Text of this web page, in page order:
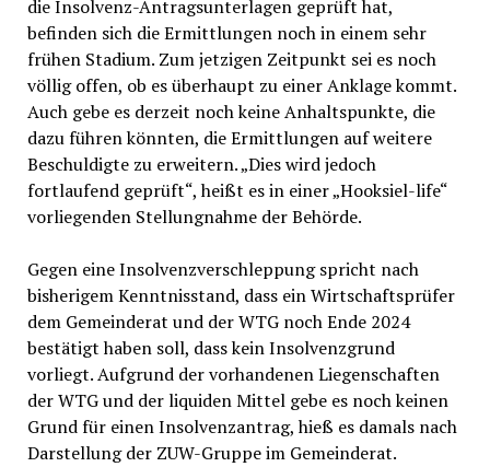
die Insolvenz-Antragsunterlagen geprüft hat,
befinden sich die Ermittlungen noch in einem sehr
frühen Stadium. Zum jetzigen Zeitpunkt sei es noch
völlig offen, ob es überhaupt zu einer Anklage kommt.
Auch gebe es derzeit noch keine Anhaltspunkte, die
dazu führen könnten, die Ermittlungen auf weitere
Beschuldigte zu erweitern. „Dies wird jedoch
fortlaufend geprüft“, heißt es in einer „Hooksiel-life“
vorliegenden Stellungnahme der Behörde.
Gegen eine Insolvenzverschleppung spricht nach
bisherigem Kenntnisstand, dass ein Wirtschaftsprüfer
dem Gemeinderat und der WTG noch Ende 2024
bestätigt haben soll, dass kein Insolvenzgrund
vorliegt. Aufgrund der vorhandenen Liegenschaften
der WTG und der liquiden Mittel gebe es noch keinen
Grund für einen Insolvenzantrag, hieß es damals nach
Darstellung der ZUW-Gruppe im Gemeinderat.